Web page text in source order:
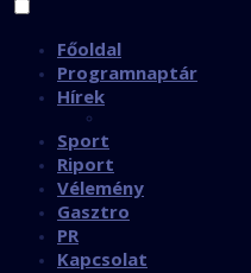
Főoldal
Programnaptár
Hírek
Sport
Riport
Vélemény
Gasztro
PR
Kapcsolat